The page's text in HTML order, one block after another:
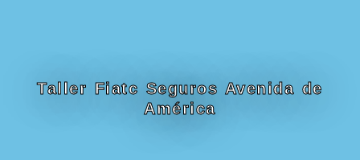
Taller Fiatc Seguros Avenida de
América